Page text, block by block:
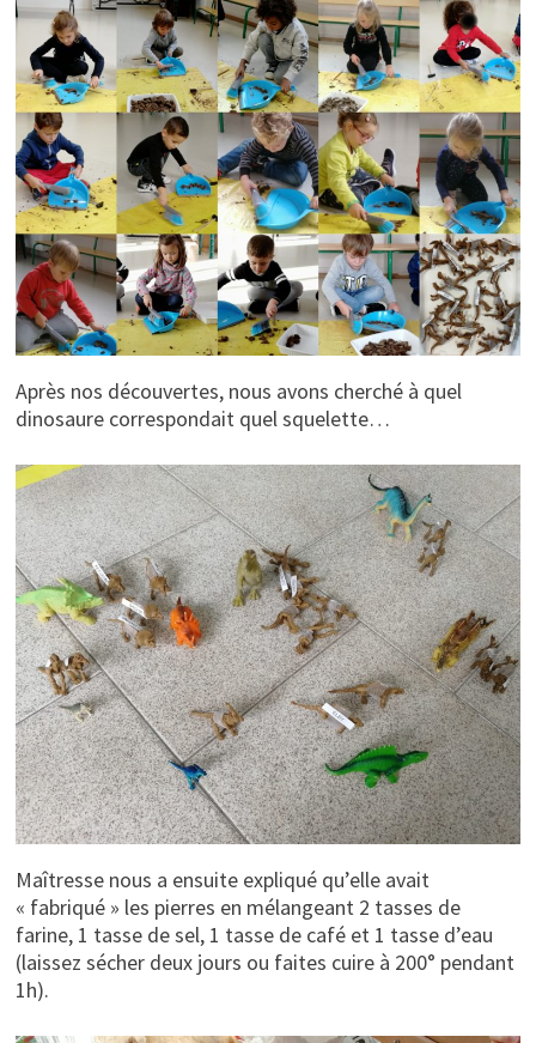
Après nos découvertes, nous avons cherché à quel
dinosaure correspondait quel squelette…
Maîtresse nous a ensuite expliqué qu’elle avait
« fabriqué » les pierres en mélangeant 2 tasses de
farine, 1 tasse de sel, 1 tasse de café et 1 tasse d’eau
(laissez sécher deux jours ou faites cuire à 200° pendant
1h).